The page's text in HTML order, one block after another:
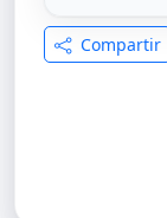
Compartir